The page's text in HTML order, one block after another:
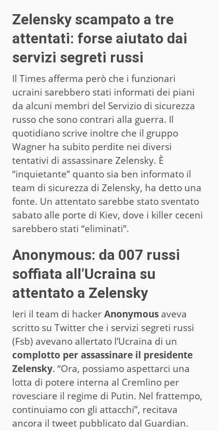
Zelensky scampato a tre
attentati: forse aiutato dai
servizi segreti russi
Il Times afferma però che i funzionari
ucraini sarebbero stati informati dei piani
da alcuni membri del Servizio di sicurezza
russo che sono contrari alla guerra. Il
quotidiano scrive inoltre che il gruppo
Wagner ha subito perdite nei diversi
tentativi di assassinare Zelensky. È
“inquietante” quanto sia ben informato il
team di sicurezza di Zelensky, ha detto una
fonte. Un attentato sarebbe stato sventato
sabato alle porte di Kiev, dove i killer ceceni
sarebbero stati “eliminati”.
Anonymous: da 007 russi
soffiata all’Ucraina su
attentato a Zelensky
Ieri il team di hackerAnonymous aveva
scritto su Twitter che i servizi segreti russi
(Fsb) avevano allertato l’Ucraina di un
complotto per assassinare il presidente
Zelensky. “Ora, possiamo aspettarci una
lotta di potere interna al Cremlino per
rovesciare il regime di Putin. Nel frattempo,
continuiamo con gli attacchi”, recitava
ancora il tweet pubblicato dal Guardian.